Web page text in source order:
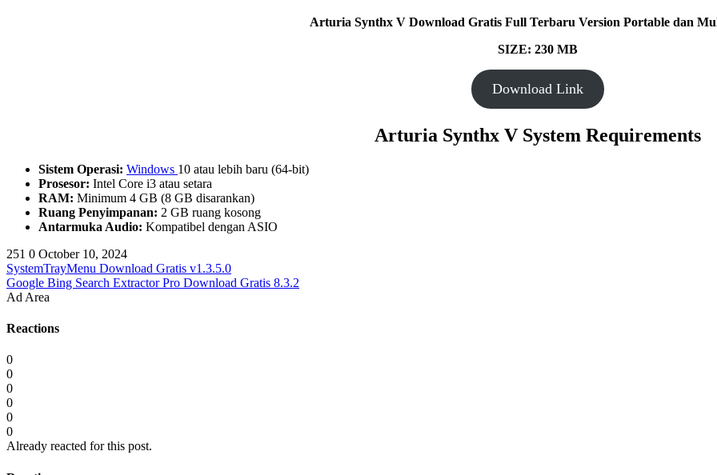
Arturia Synthx V Download Gratis Full Terbaru Version Portable dan
SIZE: 230 MB
Download Link
Arturia Synthx V System Requirements
Sistem Operasi: Windows 10 atau lebih baru (64-bit)
Prosesor: Intel Core i3 atau setara
RAM: Minimum 4 GB (8 GB disarankan)
Ruang Penyimpanan: 2 GB ruang kosong
Antarmuka Audio: Kompatibel dengan ASIO
251 0 October 10, 2024
SystemTrayMenu Download Gratis v1.3.5.0
Google Bing Search Extractor Pro Download Gratis 8.3.2
Ad Area
Reactions
0
0
0
0
0
0
Already reacted for this post.